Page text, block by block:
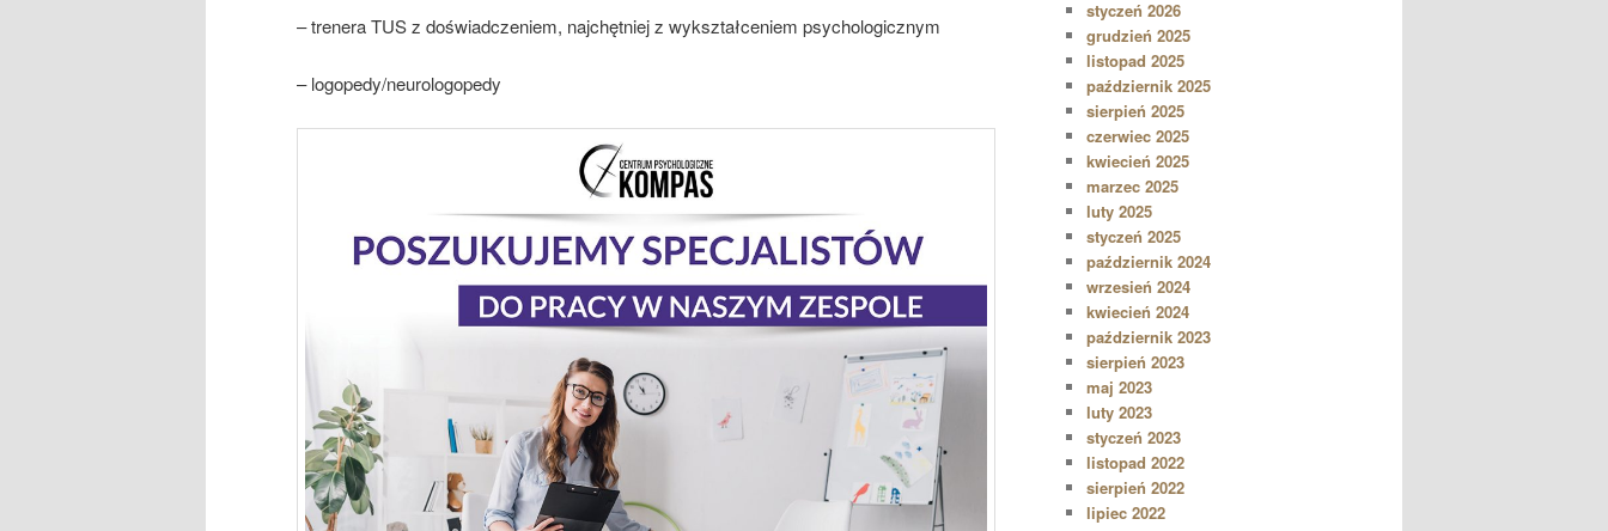
– trenera TUS z doświadczeniem, najchętniej z wykształceniem psychologicznym
– logopedy/neurologopedy
styczeń 2026
grudzień 2025
listopad 2025
październik 2025
sierpień 2025
czerwiec 2025
kwiecień 2025
marzec 2025
luty 2025
styczeń 2025
październik 2024
wrzesień 2024
kwiecień 2024
październik 2023
sierpień 2023
maj 2023
luty 2023
styczeń 2023
listopad 2022
sierpień 2022
lipiec 2022